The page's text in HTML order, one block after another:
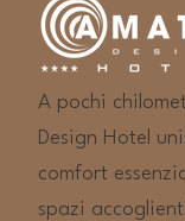
A pochi
Design Hotel
comfort
spazi